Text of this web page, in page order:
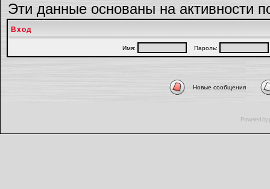
Эти данные основаны на активности
Вход
Имя: Пароль:
Новые сообщения
Powered by